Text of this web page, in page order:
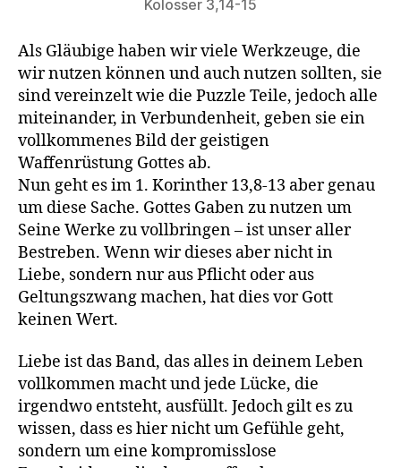
Kolosser 3,14-15
Als Gläubige haben wir viele Werkzeuge, die
wir nutzen können und auch nutzen sollten, sie
sind vereinzelt wie die Puzzle Teile, jedoch alle
miteinander, in Verbundenheit, geben sie ein
vollkommenes Bild der geistigen
Waffenrüstung Gottes ab.
Nun geht es im 1. Korinther 13,8-13 aber genau
um diese Sache. Gottes Gaben zu nutzen um
Seine Werke zu vollbringen – ist unser aller
Bestreben. Wenn wir dieses aber nicht in
Liebe, sondern nur aus Pflicht oder aus
Geltungszwang machen, hat dies vor Gott
keinen Wert.
Liebe ist das Band, das alles in deinem Leben
vollkommen macht und jede Lücke, die
irgendwo entsteht, ausfüllt. Jedoch gilt es zu
wissen, dass es hier nicht um Gefühle geht,
sondern um eine kompromisslose